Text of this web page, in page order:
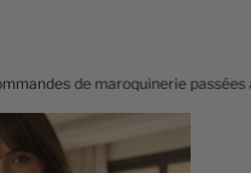
à partir du 2 août seront